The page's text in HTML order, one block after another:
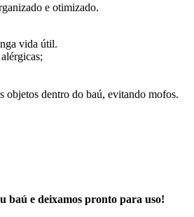
e otimizado.
vida útil.
objetos dentro do baú, evitando mofos.
baú e deixamos pronto para uso!